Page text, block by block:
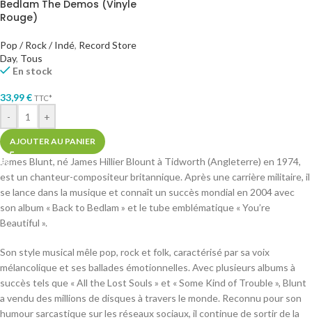
Bedlam The Demos (Vinyle
Rouge)
Pop / Rock / Indé, Record Store
Day, Tous
En stock
33,99€ TTC*
- +
AJOUTER AU PANIER
James Blunt, né James Hillier Blount à Tidworth (Angleterre) en 1974,
est un chanteur-compositeur britannique. Après une carrière militaire, il
se lance dans la musique et connaît un succès mondial en 2004 avec
son album « Back to Bedlam » et le tube emblématique « You’re
Beautiful ».
Son style musical mêle pop, rock et folk, caractérisé par sa voix
mélancolique et ses ballades émotionnelles. Avec plusieurs albums à
succès tels que « All the Lost Souls » et « Some Kind of Trouble », Blunt
a vendu des millions de disques à travers le monde. Reconnu pour son
humour sarcastique sur les réseaux sociaux, il continue de sortir de la